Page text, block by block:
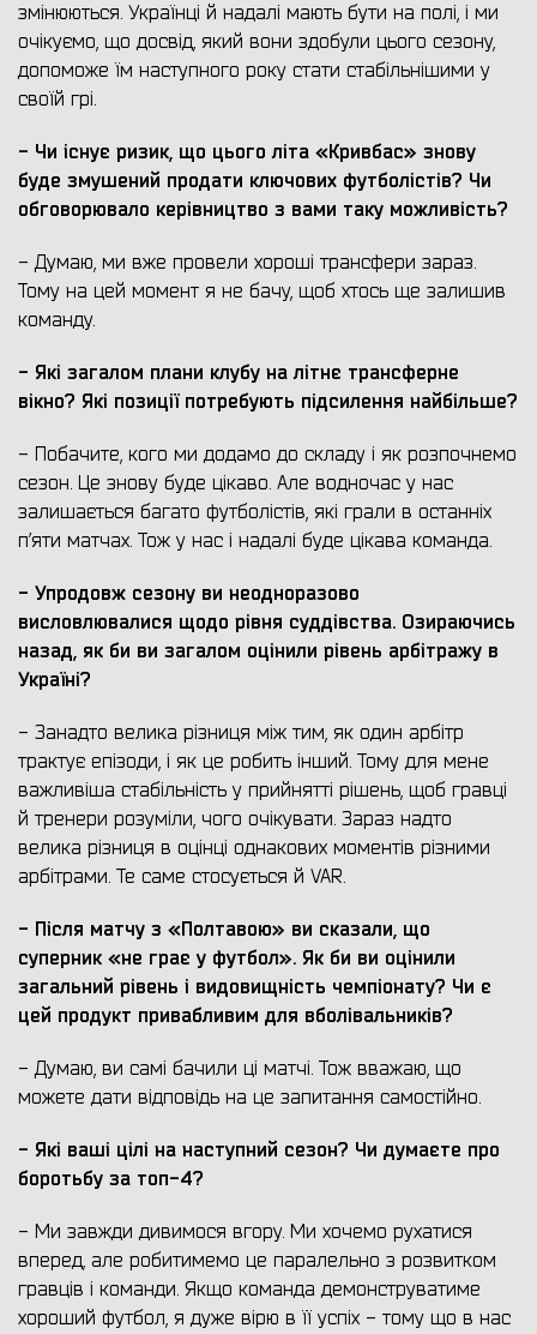
змінюються. Українці й надалі мають бути на полі, і ми
очікуємо, що досвід, який вони здобули цього сезону,
допоможе їм наступного року стати стабільнішими у
своїй грі.
- Чи існує ризик, що цього літа «Кривбас» знову
буде змушений продати ключових футболістів? Чи
обговорювало керівництво з вами таку можливість?
- Думаю, ми вже провели хороші трансфери зараз.
Тому на цей момент я не бачу, щоб хтось ще залишив
команду.
- Які загалом плани клубу на літнє трансферне
вікно? Які позиції потребують підсилення найбільше?
- Побачите, кого ми додамо до складу і як розпочнемо
сезон. Це знову буде цікаво. Але водночас у нас
залишається багато футболістів, які грали в останніх
п’яти матчах. Тож у нас і надалі буде цікава команда.
- Упродовж сезону ви неодноразово
висловлювалися щодо рівня суддівства. Озираючись
назад, як би ви загалом оцінили рівень арбітражу в
Україні?
- Занадто велика різниця між тим, як один арбітр
трактує епізоди, і як це робить інший. Тому для мене
важливіша стабільність у прийнятті рішень, щоб гравці
й тренери розуміли, чого очікувати. Зараз надто
велика різниця в оцінці однакових моментів різними
арбітрами. Те саме стосується й VAR.
- Після матчу з «Полтавою» ви сказали, що
суперник «не грає у футбол». Як би ви оцінили
загальний рівень і видовищність чемпіонату? Чи є
цей продукт привабливим для вболівальників?
- Думаю, ви самі бачили ці матчі. Тож вважаю, що
можете дати відповідь на це запитання самостійно.
- Які ваші цілі на наступний сезон? Чи думаєте про
боротьбу за топ-4?
- Ми завжди дивимося вгору. Ми хочемо рухатися
вперед, але робитимемо це паралельно з розвитком
гравців і команди. Якщо команда демонструватиме
хороший футбол, я дуже вірю в її успіх - тому що в нас